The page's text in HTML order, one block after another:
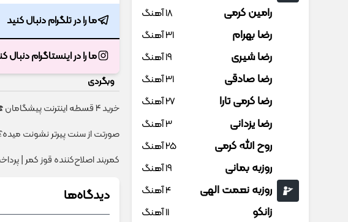
ما را در تلگرام دنبال کنید
ما را در اینستاگرام دنبال
وبگردی
خرید 4 قسطه اینترنت پیشگامان ☎️ بدون نیاز به تلفن
صورتت از سنت پیرتر نشونت
کمربند اصلاح‌کننده قوز کمر |
دیدگاه‌ها
رامین کرمی 18 آهنگ
رضا بهرام 31 آهنگ
رضا شیری 19 آهنگ
رضا صادقی 31 آهنگ
رضا کرمی تارا 27 آهنگ
رضا یزدانی 3 آهنگ
روح الله کرمی 25 آهنگ
روزبه بمانی 19 آهنگ
روزبه نعمت الهی 4 آهنگ
زانکو 11 آهنگ